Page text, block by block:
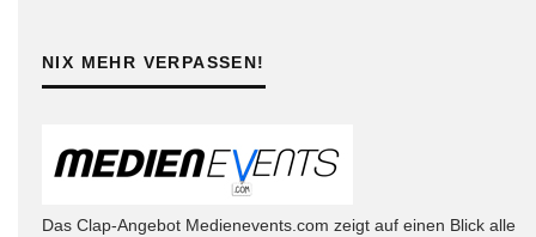
NIX MEHR VERPASSEN!
Das Clap-Angebot Medienevents.com zeigt auf einen Blick alle